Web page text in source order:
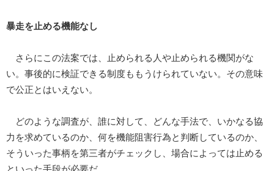
暴走を止める機能なし
さらにこの法案では、止められる人や止められる機関がな
い。事後的に検証できる制度ももうけられていない。その意味
で公正とはいえない。
どのような調査が、誰に対して、どんな手法で、いかなる協
力を求めているのか、何を機能阻害行為と判断しているのか、
そういった事柄を第三者がチェックし、場合によっては止める
といった手段が必要だ。